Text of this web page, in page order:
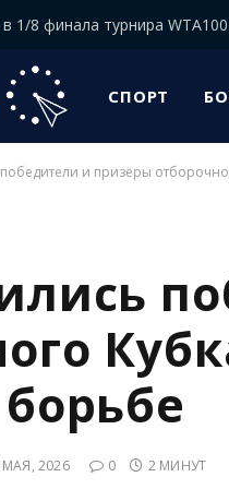
СПОРТ
и призёры
МАЯ, 2026 0 2 МИНУТ